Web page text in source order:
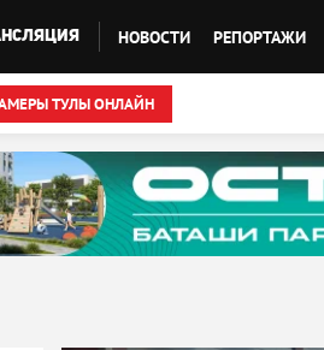
НОВОСТИ РЕПОРТАЖИ
ТУЛЫ ОНЛАЙН